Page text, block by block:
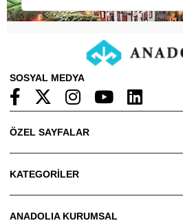
SOSYAL MEDYA
ÖZEL SAYFALAR
KATEGORİLER
ANADOLIA KURUMSAL